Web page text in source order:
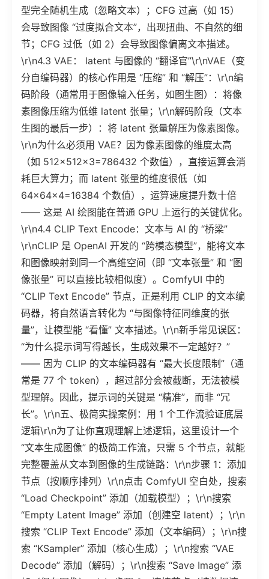
型完全随机生成（忽略文本）；CFG 过高（如 15）
会导致图像 “过度拟合文本”，出现扭曲、不自然的细
节；CFG 过低（如 2）会导致图像偏离文本描述。
\r\n4.3 VAE： latent 与图像的 “翻译官”\r\nVAE（变
分自编码器）的核心作用是 “压缩” 和 “解压”：\r\n编
码阶段（通常用于图像输入任务，如图生图）：将像
素图像压缩为低维 latent 张量；\r\n解码阶段（文本
生图的最后一步）：将 latent 张量解压为像素图像。
\r\n为什么必须用 VAE？因为像素图像的维度太高
（如 512×512×3=786432 个数值），直接运算会消
耗巨大算力；而 latent 张量的维度很低（如
64×64×4=16384 个数值），运算速度提升数十倍
—— 这是 AI 绘图能在普通 GPU 上运行的关键优化。
\r\n4.4 CLIP Text Encode：文本与 AI 的 “桥梁”
\r\nCLIP 是 OpenAI 开发的 “跨模态模型”，能将文本
和图像映射到同一个高维空间（即 “文本张量” 和 “图
像张量” 可以直接比较相似度）。ComfyUI 中的
“CLIP Text Encode” 节点，正是利用 CLIP 的文本编
码器，将自然语言转化为 “与图像特征同维度的张
量”，让模型能 “看懂” 文本描述。\r\n新手常见误区：
“为什么提示词写得越长，生成效果不一定越好？”
—— 因为 CLIP 的文本编码器有 “最大长度限制”（通
常是 77 个 token），超过部分会被截断，无法被模
型理解。因此，提示词的关键是 “精准”，而非 “冗
长”。\r\n五、极简实操案例：用 1 个工作流验证底层
逻辑\r\n为了让你直观理解上述逻辑，这里设计一个
“文本生成图像” 的极简工作流，只需 5 个节点，就能
完整覆盖从文本到图像的生成链路：\r\n步骤 1：添加
节点（按顺序排列）\r\n点击 ComfyUI 空白处，搜索
“Load Checkpoint” 添加（加载模型）；\r\n搜索
“Empty Latent Image” 添加（创建空 latent）；\r\n
搜索 “CLIP Text Encode” 添加（文本编码）；\r\n搜
索 “KSampler” 添加（核心生成）；\r\n搜索 “VAE
Decode” 添加（解码）；\r\n搜索 “Save Image” 添